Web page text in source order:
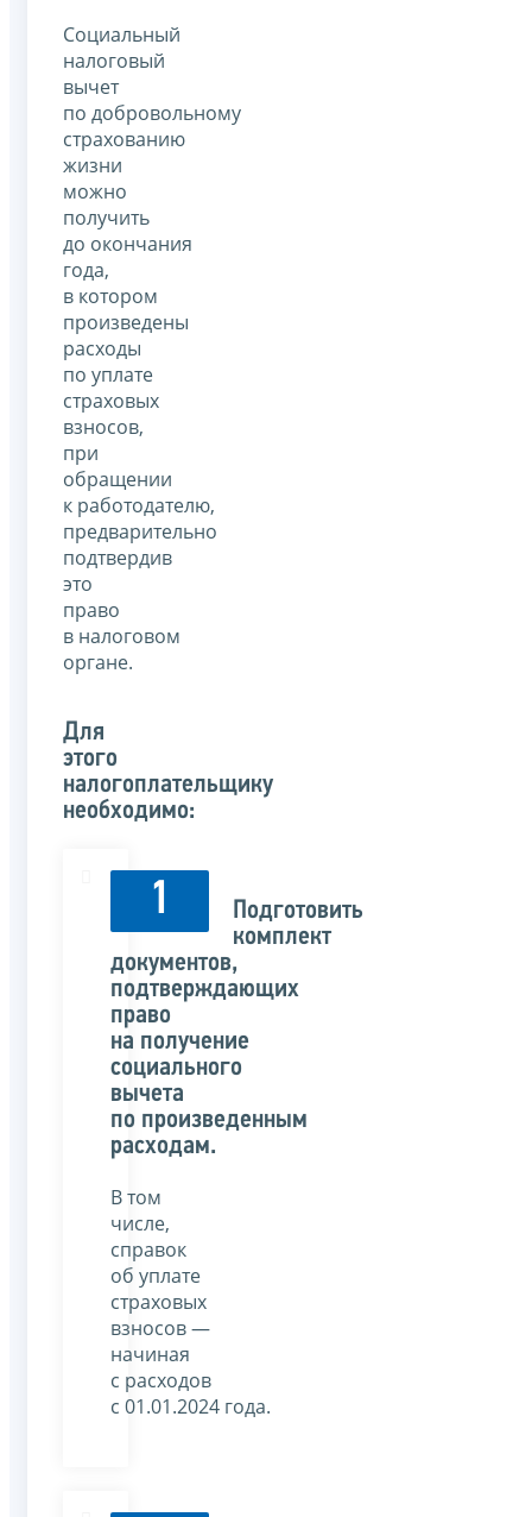
Социальный
налоговый
вычет
по добровольному
страхованию
жизни
можно
получить
до окончания
года,
в котором
произведены
расходы
по уплате
страховых
взносов,
при
обращении
к работодателю,
предварительно
подтвердив
это
право
в налоговом
органе.
Для
этого
налогоплательщику
необходимо:
1
Подготовить
комплект
документов,
подтверждающих
право
на получение
социального
вычета
по произведенным
расходам.
В том
числе,
справок
об уплате
страховых
взносов —
начиная
с расходов
с 01.01.2024 года.